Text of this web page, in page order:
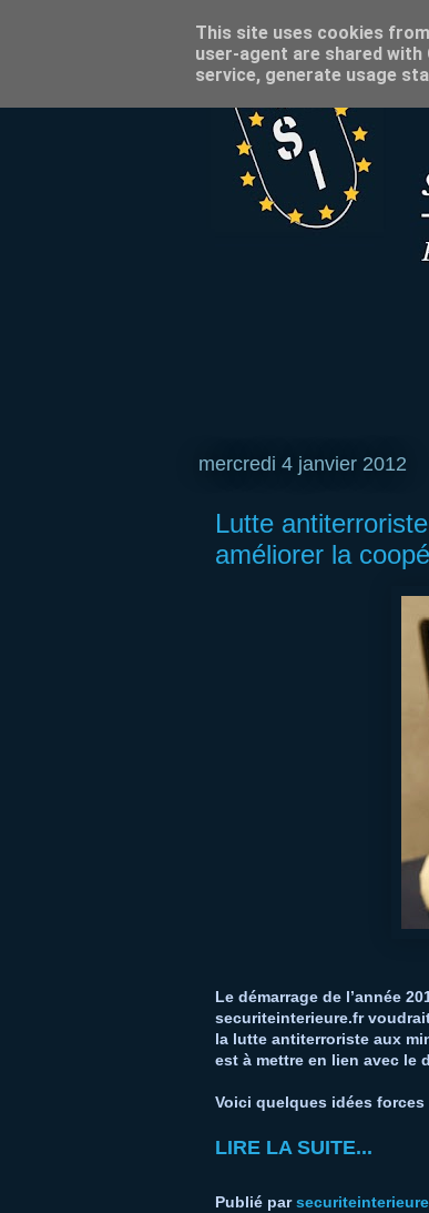
mercredi 4 janvier 2012
Lutte
améliorer la
Le démarrage de l’année
securiteinterieure.fr
la lutte antiterroriste aux
est à mettre en lien avec le
Voici quelques idées forces
LIRE LA SUITE...
Publié par
This site uses cookies
user-agent are shared
service, generate usage